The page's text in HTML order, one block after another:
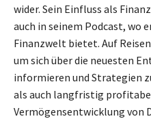
wider. Sein Einfluss als
auch in seinem Podcast, wo
Finanzwelt bietet. Auf
um sich über die neuesten
informieren und Strategien
als auch langfristig
Vermögensentwicklung von